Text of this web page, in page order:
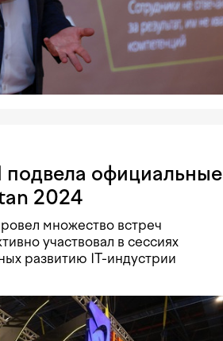
официальные
2024
множество встреч
участвовал в сессиях
развитию IT-индустрии